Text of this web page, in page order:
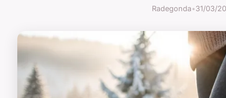
Radegonda•31/03/